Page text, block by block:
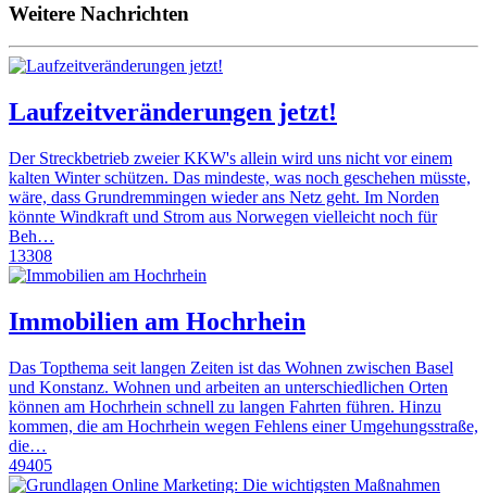
Weitere Nachrichten
Laufzeitveränderungen jetzt!
Der Streckbetrieb zweier KKW's allein wird uns nicht vor einem
kalten Winter schützen. Das mindeste, was noch geschehen müsste,
wäre, dass Grundremmingen wieder ans Netz geht. Im Norden
könnte Windkraft und Strom aus Norwegen vielleicht noch für
Beh…
13308
Immobilien am Hochrhein
Das Topthema seit langen Zeiten ist das Wohnen zwischen Basel
und Konstanz. Wohnen und arbeiten an unterschiedlichen Orten
können am Hochrhein schnell zu langen Fahrten führen. Hinzu
kommen, die am Hochrhein wegen Fehlens einer Umgehungsstraße,
die…
49405